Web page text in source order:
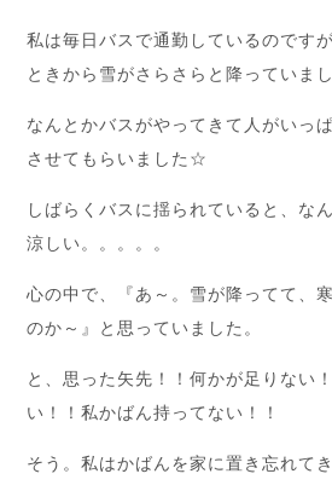
私は毎日バスで通勤しているのです
ときから雪がさらさらと降っていまし
なんとかバスがやってきて人がいっ
させてもらいました☆
しばらくバスに揺られていると、な
涼しい。。。。。
心の中で、『あ～。雪が降ってて、
のか～』と思っていました。
と、思った矢先！！何かが足りない
い！！私かばん持ってない！！
そう。私はかばんを家に置き忘れてき